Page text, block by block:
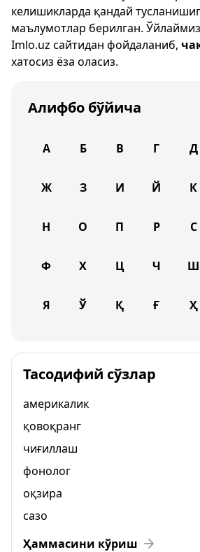
келишикларда қандай
маълумотлар берилган.
Imlo.uz сайтидан фойдаланиб,
хатосиз ёза оласиз.
Алифбо бўйича
А Б В Г Д
Ж З И Й К
Н О П Р С
Ф Х Ц Ч Ш
Я Ў Қ Ғ Ҳ
Тасодифий сўзлар
америкалик
қовоқранг
чиғиллаш
фонолог
оқзира
сазо
Ҳаммасини кўриш